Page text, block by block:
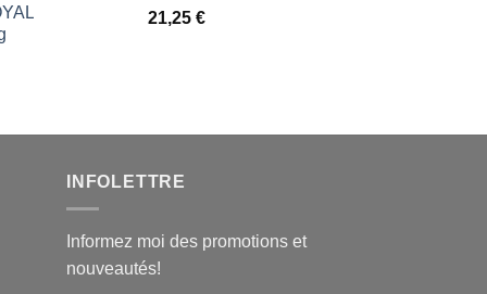
21,25 €
INFOLETTRE
Informez moi des promotions et
nouveautés!